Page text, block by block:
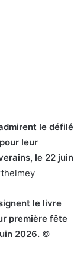
le défilé
leur
le 22 juin
le livre
première fête
2026. ©